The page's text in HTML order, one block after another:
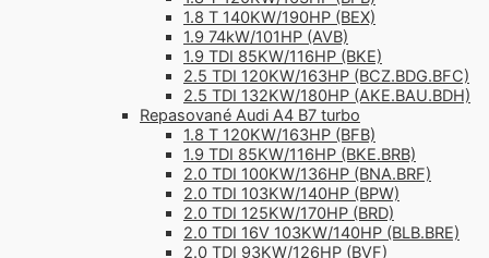
1.8 T 140KW/190HP (BEX)
1.9 74kW/101HP (AVB)
1.9 TDI 85KW/116HP (BKE)
2.5 TDI 120KW/163HP (BCZ.BDG.BFC)
2.5 TDI 132KW/180HP (AKE.BAU.BDH)
Repasované Audi A4 B7 turbo
1.8 T 120KW/163HP (BFB)
1.9 TDI 85KW/116HP (BKE.BRB)
2.0 TDI 100KW/136HP (BNA.BRF)
2.0 TDI 103KW/140HP (BPW)
2.0 TDI 125KW/170HP (BRD)
2.0 TDI 16V 103KW/140HP (BLB.BRE)
2.0 TDI 93KW/126HP (BVF)